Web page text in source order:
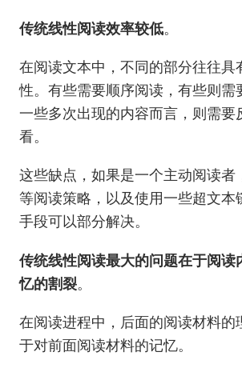
传统线性阅读效率较低。
在阅读文本中，不同的部分往往具
性。有些需要顺序阅读，有些则需
一些多次出现的内容而言，则需要
看。
这些缺点，如果是一个主动阅读者
等阅读策略，以及使用一些超文本
手段可以部分解决。
传统线性阅读最大的问题在于阅读
忆的割裂。
在阅读进程中，后面的阅读材料的
于对前面阅读材料的记忆。